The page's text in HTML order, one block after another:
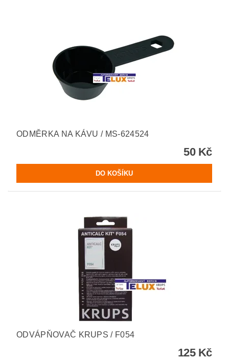
ODMĚRKA NA KÁVU / MS-624524
50 Kč
ODVÁPŇOVAČ KRUPS / F054
125 Kč